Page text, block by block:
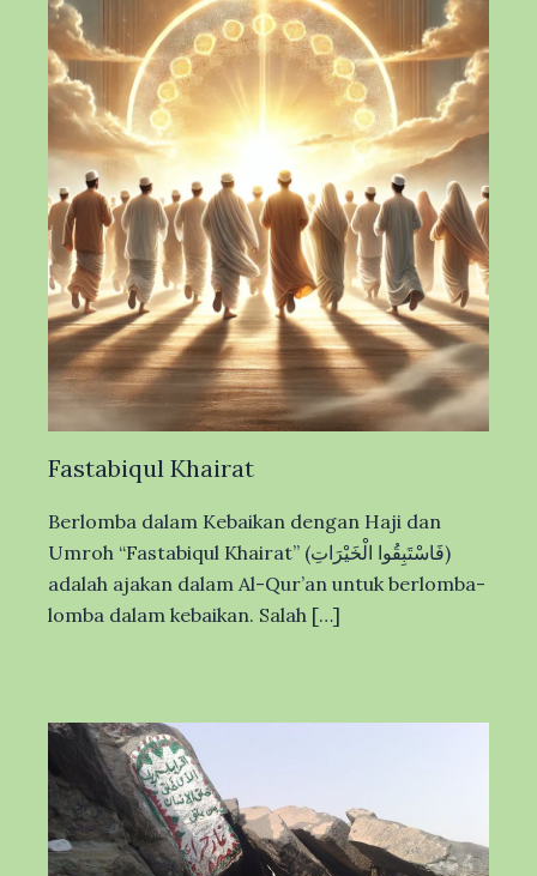
Fastabiqul Khairat
Berlomba dalam Kebaikan dengan Haji dan
Umroh “Fastabiqul Khairat” (فَاسْتَبِقُوا الْخَيْرَاتِ)
adalah ajakan dalam Al-Qur’an untuk berlomba-
lomba dalam kebaikan. Salah […]